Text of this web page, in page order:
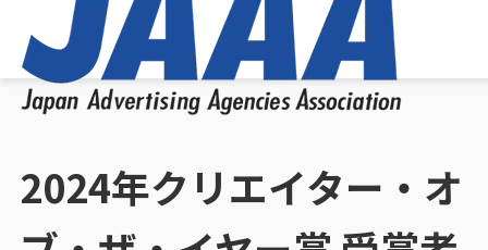
2024年クリエイター・オ